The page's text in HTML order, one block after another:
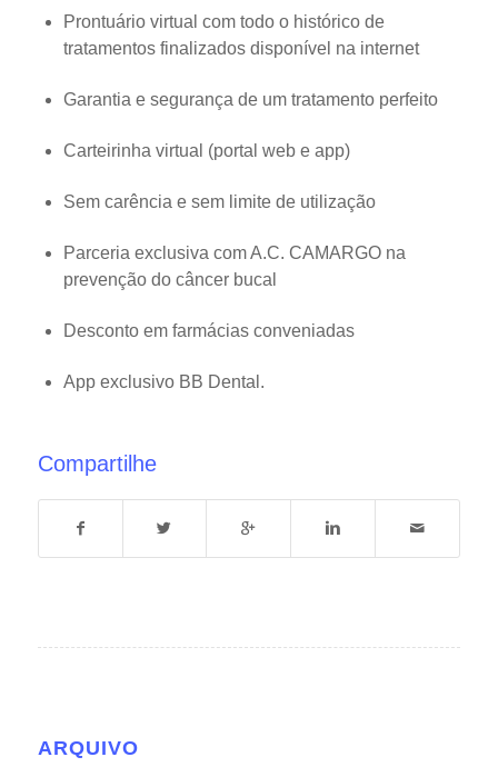
Prontuário virtual com todo o histórico de
tratamentos finalizados disponível na internet
Garantia e segurança de um tratamento perfeito
Carteirinha virtual (portal web e app)
Sem carência e sem limite de utilização
Parceria exclusiva com A.C. CAMARGO na
prevenção do câncer bucal
Desconto em farmácias conveniadas
App exclusivo BB Dental.
Compartilhe
ARQUIVO